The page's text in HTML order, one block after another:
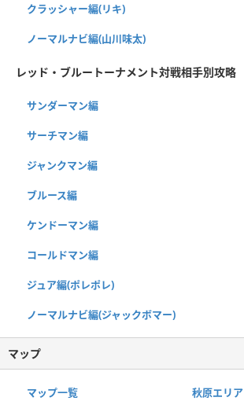
クラッシャー編(リキ)
ノーマルナビ編(山川味太)
レッド・ブルートーナメント対戦相手別攻略
サンダーマン編
サーチマン編
ジャンクマン編
ブルース編
ケンドーマン編
コールドマン編
ジュア編(ポレポレ)
ノーマルナビ編(ジャックボマー)
マップ
マップ一覧 秋原エリア